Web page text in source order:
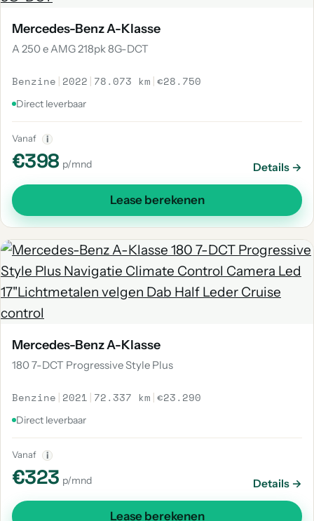
Mercedes-Benz A-Klasse
A 250 e AMG 218pk 8G-DCT
Benzine | 2022 | 78.073 km |€28.750
Direct leverbaar
Vanaf i
€398 p/mnd Details →
Lease berekenen
Mercedes-Benz A-Klasse
180 7-DCT Progressive Style Plus
Benzine | 2021 | 72.337 km |€23.290
Direct leverbaar
Vanaf i
€323 p/mnd Details →
Lease berekenen